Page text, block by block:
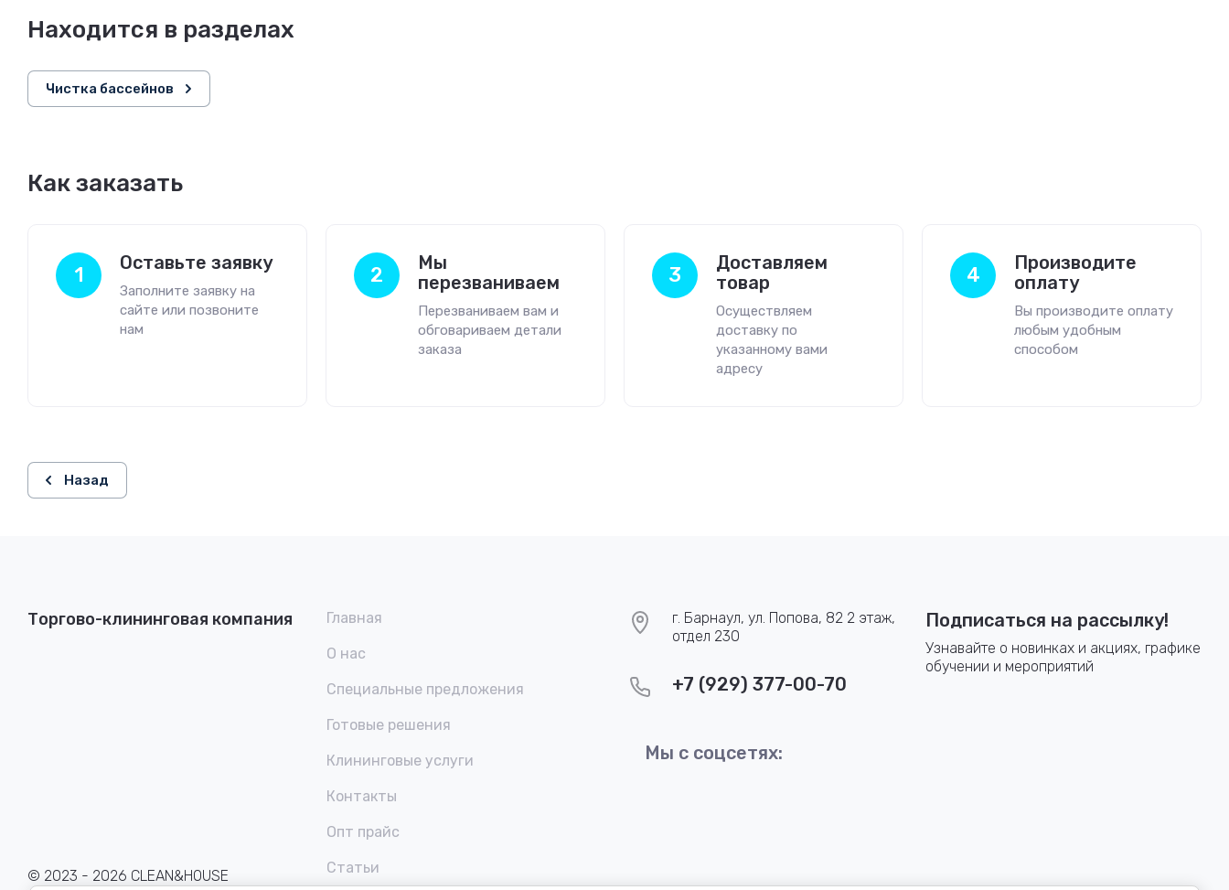
Находится в разделах
Чистка бассейнов
Как заказать
1 Оставьте заявку
Заполните заявку на
сайте или позвоните
нам
2
Мы
перезваниваем
Перезваниваем вам и
обговариваем детали
заказа
3
Доставляем
товар
Осуществляем
доставку по
указанному вами
адресу
4
Производите
оплату
Вы производите оплату
любым удобным
способом
Назад
Торгово-клининговая компания
© 2023 - 2026 CLEAN&HOUSE
Главная
О нас
Специальные предложения
Готовые решения
Клининговые услуги
Контакты
Опт прайс
Статьи
г. Барнаул, ул. Попова, 82 2 этаж,
отдел 230
+7 (929) 377-00-70
Мы с соцсетях:
Подписаться на рассылку!
Узнавайте о новинках и акциях, графике
обучении и мероприятий